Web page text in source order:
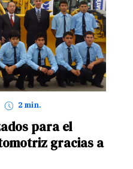
2 min.
para el
gracias a